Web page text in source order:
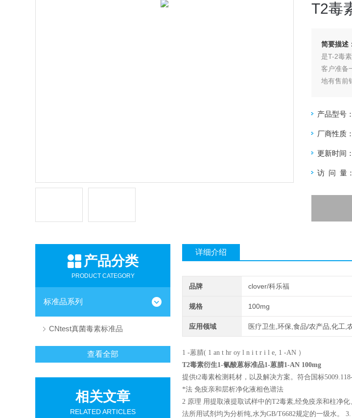
T2毒
简要描述
是T-2毒
客户准备
地有售前
产品型号：
厂商性质：
更新时间：
访 问 量：
产品分类
PRODUCT CATEGORY
标准品系列
CNtest真菌毒素标准品
查看全部
相关文章
RELATED ARTICLES
详细介绍
品牌 clover/科乐福
规格 100mg
应用领域 医疗卫生,环保,食品/农产品,化工,
1 -蒽腈( 1 an t hr oy l n i t r i l e, 1 -AN ）
T2毒素衍生1-氰酸蒽标准品1-蒽腈1-AN 100mg
提供t2毒素检测耗材，以及解决方案。符合国标
*法 免疫亲和层析净化液相色谱法
2 原理 用提取液提取试样中的T2毒素,经免疫亲和柱净
法所用试剂均为分析纯,水为GB/T6682规定的一级水。